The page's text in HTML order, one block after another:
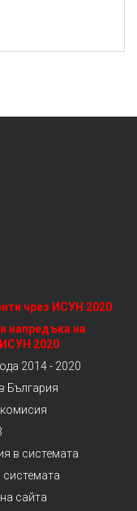
чрез ИСУН 2020
напредъка на
2020
2014 - 2020
България
в системата
сайта